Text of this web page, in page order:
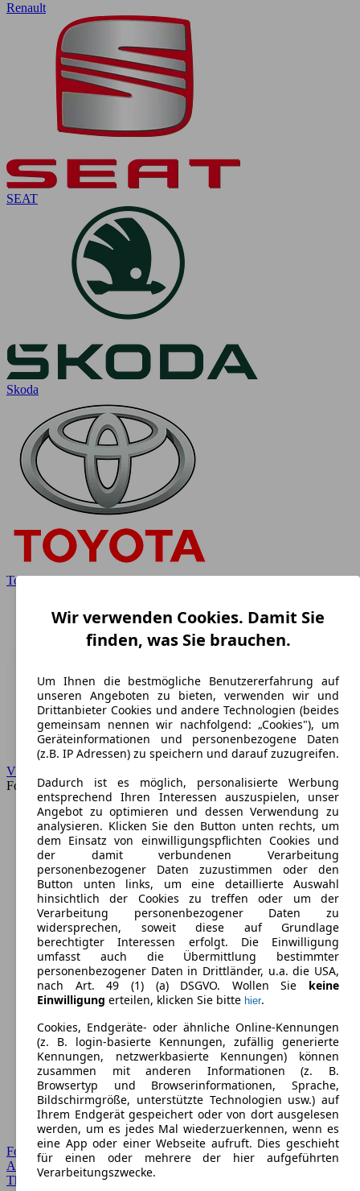
Renault
SEAT
Skoda
Toyota
VW
Forum
Forum Startseite
Alle Auto-Foren
Themen-Forum
Wir verwenden Cookies. Damit Sie
finden, was Sie brauchen.
Um Ihnen die bestmögliche Benutzererfahrung auf
unseren Angeboten zu bieten, verwenden wir und
Drittanbieter Cookies und andere Technologien (beides
gemeinsam nennen wir nachfolgend: „Cookies"), um
Geräteinformationen und personenbezogene Daten
(z.B. IP Adressen) zu speichern und darauf zuzugreifen.
Dadurch ist es möglich, personalisierte Werbung
entsprechend Ihren Interessen auszuspielen, unser
Angebot zu optimieren und dessen Verwendung zu
analysieren. Klicken Sie den Button unten rechts, um
dem Einsatz von einwilligungspflichten Cookies und
der damit verbundenen Verarbeitung
personenbezogener Daten zuzustimmen oder den
Button unten links, um eine detaillierte Auswahl
hinsichtlich der Cookies zu treffen oder um der
Verarbeitung personenbezogener Daten zu
widersprechen, soweit diese auf Grundlage
berechtigter Interessen erfolgt. Die Einwilligung
umfasst auch die Übermittlung bestimmter
personenbezogener Daten in Drittländer, u.a. die USA,
nach Art. 49 (1) (a) DSGVO. Wollen Sie keine
Einwilligung erteilen, klicken Sie bitte hier.
Cookies, Endgeräte- oder ähnliche Online-Kennungen
(z. B. login-basierte Kennungen, zufällig generierte
Kennungen, netzwerkbasierte Kennungen) können
zusammen mit anderen Informationen (z. B.
Browsertyp und Browserinformationen, Sprache,
Bildschirmgröße, unterstützte Technologien usw.) auf
Ihrem Endgerät gespeichert oder von dort ausgelesen
werden, um es jedes Mal wiederzuerkennen, wenn es
eine App oder einer Webseite aufruft. Dies geschieht
für einen oder mehrere der hier aufgeführten
Verarbeitungszwecke.